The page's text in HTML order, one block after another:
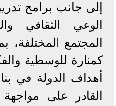
إلى جانب برامج
الوعي الثقافي
المجتمع المختلفة،
كمنارة للوسطية
أهداف الدولة في
القادر على مواجهة